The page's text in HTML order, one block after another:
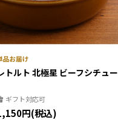
トルト 北極星 ビーフシチュー
ギフト対応可
円(税込)